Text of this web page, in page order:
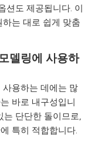
션도 제공됩니다. 이
는 대로 쉽게 맞춤
델링에 사용하
용하는 데에는 많
바로 내구성입니
는 단단한 돌이므로,
특히 적합합니다.